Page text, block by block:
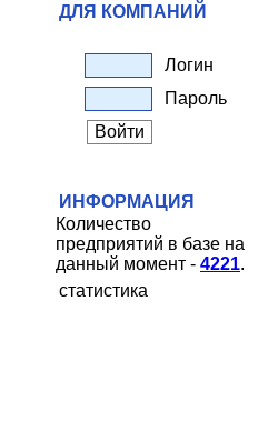
ДЛЯ КОМПАНИЙ
Логин
Пароль
ИНФОРМАЦИЯ
Количество
предприятий в базе на
данный момент - 4221.
статистика